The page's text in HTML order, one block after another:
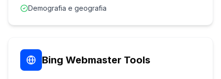
Demografia e geografia
Bing Webmaster Tools